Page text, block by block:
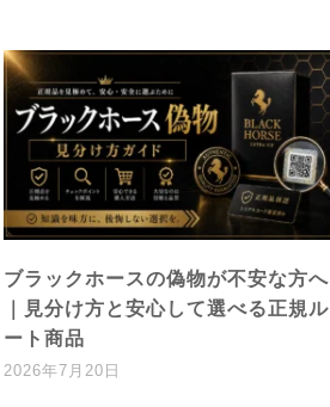
ブラックホースの偽物が不安な方へ
｜見分け方と安心して選べる正規ル
ート商品
2026年7月20日